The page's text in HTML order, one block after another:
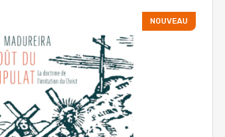
NOUVEAU